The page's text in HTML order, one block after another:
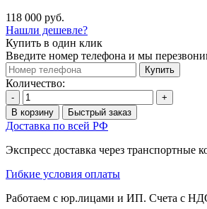
118 000 руб.
Нашли дешевле?
Купить в один клик
Введите номер телефона и мы
Купить
Количество:
-
+
В корзину
Быстрый заказ
Доставка по всей РФ
Экспресс доставка через транспортные
Гибкие условия оплаты
Работаем с юр.лицами и ИП. Счета с